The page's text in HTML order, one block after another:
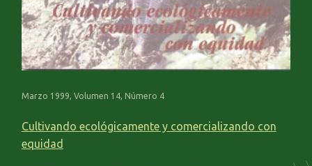
Marzo 1999, Volumen 14, Número 4
Cultivando ecológicamente y comercializando con
equidad